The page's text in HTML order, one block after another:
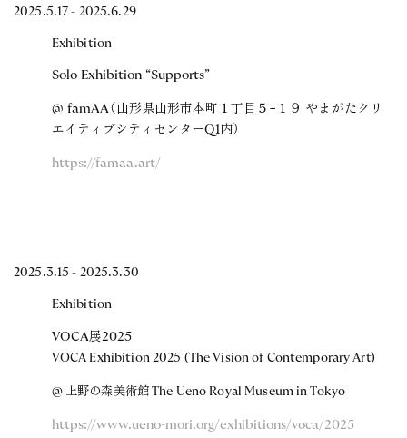
2025.5.17 - 2025.6.29
Exhibition
Solo Exhibition “Supports”
@ famAA（山形県山形市本町１丁目５−１９ やまがたクリ
エイティブシティセンターQ1内）
https://famaa.art/
2025.3.15 - 2025.3.30
Exhibition
VOCA展2025
VOCA Exhibition 2025 (The Vision of Contemporary Art)
@ 上野の森美術館 The Ueno Royal Museum in Tokyo
https://www.ueno-mori.org/exhibitions/voca/2025